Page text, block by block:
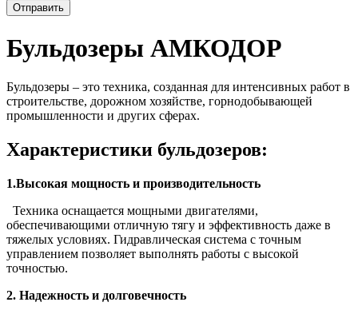
Отправить
Бульдозеры АМКОДОР
Бульдозеры – это техника, созданная для интенсивных работ в
строительстве, дорожном хозяйстве, горнодобывающей
промышленности и других сферах.
Характеристики бульдозеров:
1.Высокая мощность и производительность
Техника оснащается мощными двигателями,
обеспечивающими отличную тягу и эффективность даже в
тяжелых условиях. Гидравлическая система с точным
управлением позволяет выполнять работы с высокой
точностью.
2. Надежность и долговечность